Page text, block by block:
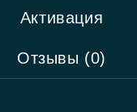
Активация
Отзывы (0)